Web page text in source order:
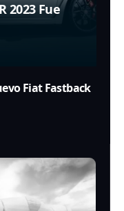
2023 Fue
Fiat Fastback